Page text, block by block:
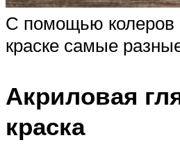
С помощью колеров
краске самые
Акриловая
краска